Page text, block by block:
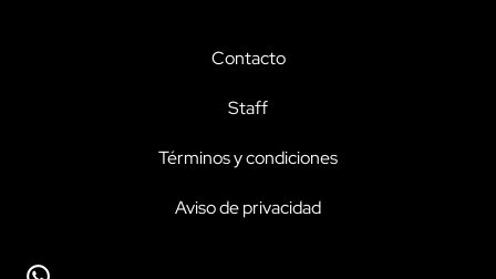
Contacto
Staff
Términos y condiciones
Aviso de privacidad